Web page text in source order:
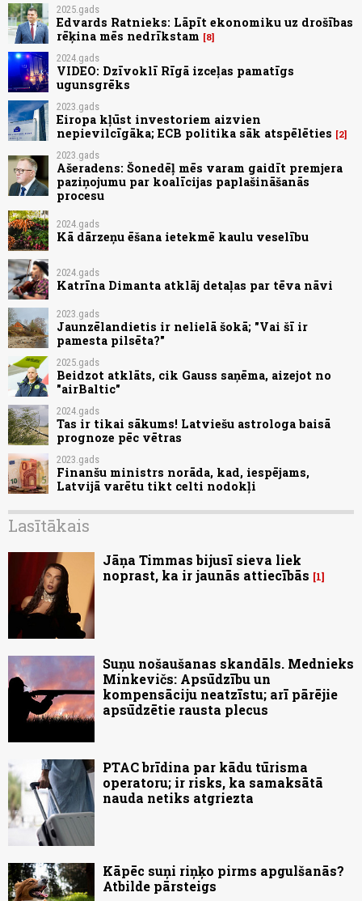
2025.gads
Edvards Ratnieks: Lāpīt ekonomiku uz drošības
rēķina mēs nedrīkstam
8
2024.gads
VIDEO: Dzīvoklī Rīgā izceļas pamatīgs
ugunsgrēks
2023.gads
Eiropa kļūst investoriem aizvien
nepievilcīgāka; ECB politika sāk atspēlēties
2
2023.gads
Ašeradens: Šonedēļ mēs varam gaidīt premjera
paziņojumu par koalīcijas paplašināšanās
procesu
2024.gads
Kā dārzeņu ēšana ietekmē kaulu veselību
2024.gads
Katrīna Dimanta atklāj detaļas par tēva nāvi
2023.gads
Jaunzēlandietis ir nelielā šokā; "Vai šī ir
pamesta pilsēta?"
2025.gads
Beidzot atklāts, cik Gauss saņēma, aizejot no
"airBaltic"
2024.gads
Tas ir tikai sākums! Latviešu astrologa baisā
prognoze pēc vētras
2023.gads
Finanšu ministrs norāda, kad, iespējams,
Latvijā varētu tikt celti nodokļi
Lasītākais
Jāņa Timmas bijusī sieva liek
noprast, ka ir jaunās attiecībās
1
Suņu nošaušanas skandāls. Mednieks
Minkevičs: Apsūdzību un
kompensāciju neatzīstu; arī pārējie
apsūdzētie rausta plecus
PTAC brīdina par kādu tūrisma
operatoru; ir risks, ka samaksātā
nauda netiks atgriezta
Kāpēc suņi riņķo pirms apgulšanās?
Atbilde pārsteigs